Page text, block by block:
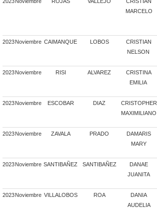
MARCELO
2023Noviembre CAIMANQUE LOBOS
CRISTIAN
NELSON
2023Noviembre RISI ALVAREZ
CRISTINA
EMILIA
2023Noviembre ESCOBAR DIAZ
CRISTOPHER
MAXIMILIANO
2023Noviembre ZAVALA PRADO
DAMARIS
MARY
2023Noviembre SANTIBAÑEZ SANTIBAÑEZ
DANAE
JUANITA
2023Noviembre VILLALOBOS ROA
DANIA
AUDELIA